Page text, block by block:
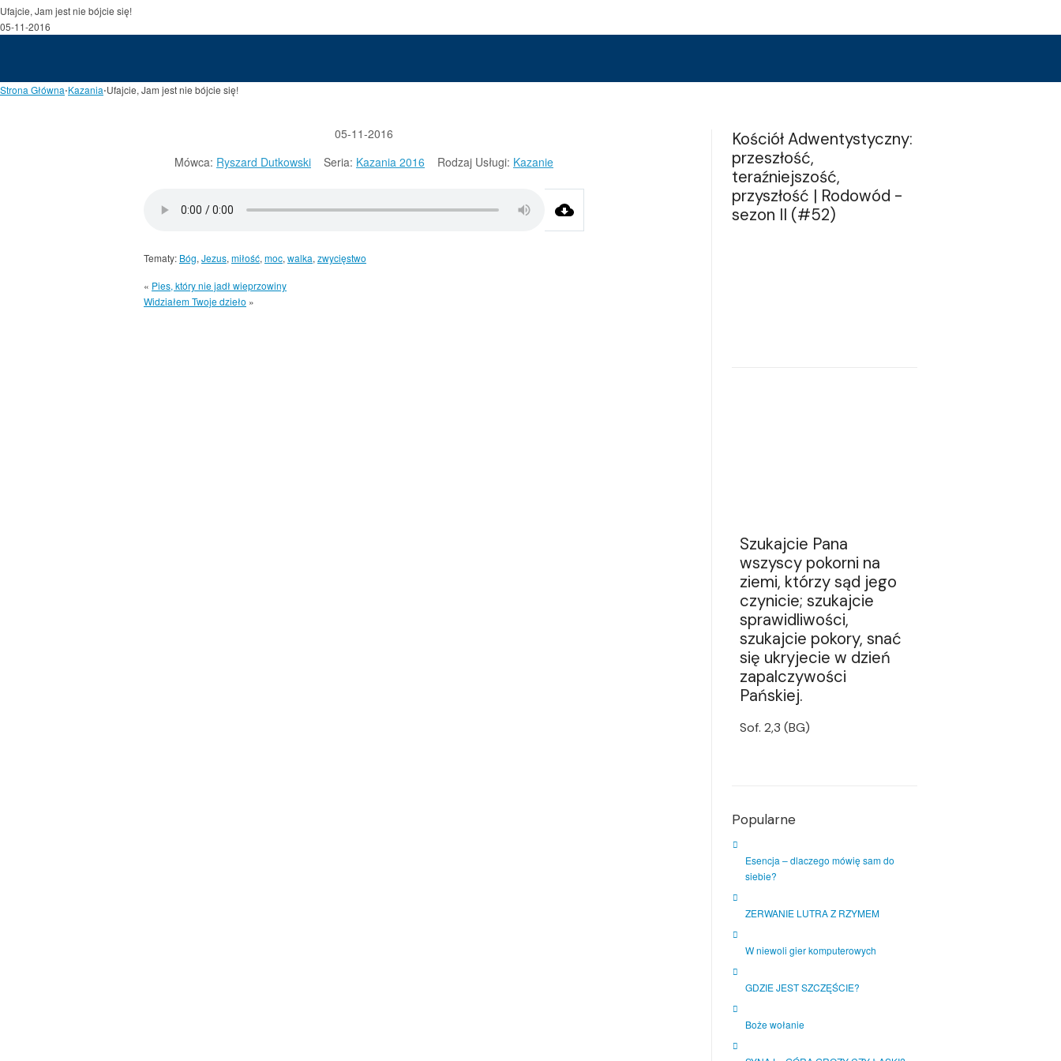
Ufajcie, Jam jest nie bójcie się!
05-11-2016
Strona Główna⋅Kazania⋅Ufajcie, Jam jest nie bójcie się!
05-11-2016
Mówca: Ryszard Dutkowski Seria: Kazania 2016 Rodzaj Usługi: Kazanie
Tematy: Bóg, Jezus, miłość, moc, walka, zwycięstwo
« Pies, który nie jadł wieprzowiny
Widziałem Twoje dzieło »
Kościół Adwentystyczny:
przeszłość,
teraźniejszość,
przyszłość | Rodowód -
sezon II (#52)
Szukajcie Pana
wszyscy pokorni na
ziemi, którzy sąd jego
czynicie; szukajcie
sprawidliwości,
szukajcie pokory, snać
się ukryjecie w dzień
zapalczywości
Pańskiej.
Sof. 2,3 (BG)
Popularne
Esencja – dlaczego mówię sam do
siebie?
ZERWANIE LUTRA Z RZYMEM
W niewoli gier komputerowych
GDZIE JEST SZCZĘŚCIE?
Boże wołanie